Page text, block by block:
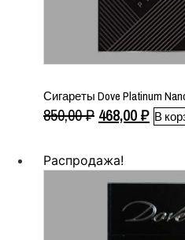
Сигареты Dove Platinum
850,00₽
составляла
850,00 ₽.
468,00₽ В
Распродажа!